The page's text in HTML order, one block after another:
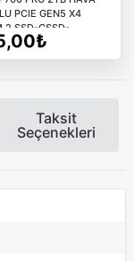
PCIE GEN5 X4
SSD-CSSD-
Taksit
Seçenekleri